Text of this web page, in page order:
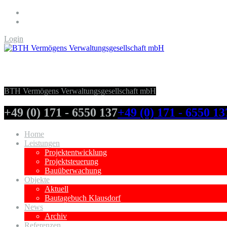
Login
BTH Vermögens Verwaltungsgesellschaft mbH
+49 (0) 171 - 6550 137+49 (0) 171 - 6550
Home
Leistungen
Projektentwicklung
Projektsteuerung
Bauüberwachung
Objekte
Aktuell
Bautagebuch Klausdorf
News
Archiv
Referenzen